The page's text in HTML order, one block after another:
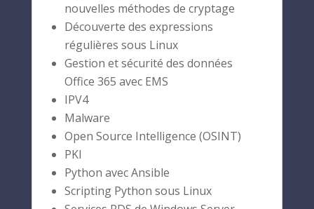
nouvelles méthodes de cryptage
Découverte des expressions
régulières sous Linux
Gestion et sécurité des données
Office 365 avec EMS
IPV4
Malware
Open Source Intelligence (OSINT)
PKI
Python avec Ansible
Scripting Python sous Linux